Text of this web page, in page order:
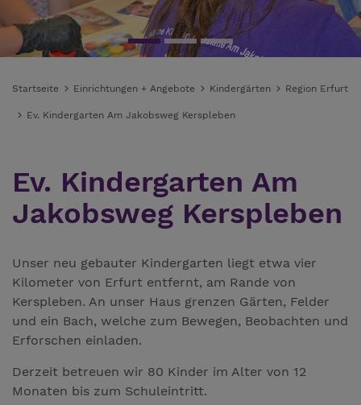
Startseite Einrichtungen + Angebote Kindergärten Region Erfurt
Ev. Kindergarten Am Jakobsweg Kerspleben
Ev. Kindergarten Am
Jakobsweg Kerspleben
Unser neu gebauter Kindergarten liegt etwa vier
Kilometer von Erfurt entfernt, am Rande von
Kerspleben. An unser Haus grenzen Gärten, Felder
und ein Bach, welche zum Bewegen, Beobachten und
Erforschen einladen.
Derzeit betreuen wir 80 Kinder im Alter von 12
Monaten bis zum Schuleintritt.